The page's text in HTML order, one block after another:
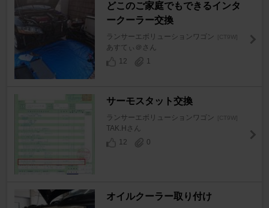
どこのご家庭でもできるインタ
ークーラー交換
ランサーエボリューションワゴン [CT9W]
あすてぃ＠さん
12
1
サーモスタット交換
ランサーエボリューションワゴン [CT9W]
TAK.Hさん
12
0
オイルクーラー取り付け